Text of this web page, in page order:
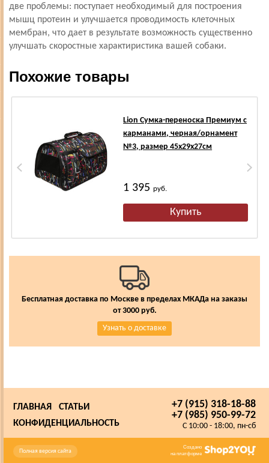
две проблемы: поступает необходимый для построения
мышц протеин и улучшается проводимость клеточных
мембран, что дает в результате возможность существенно
улучшать скоростные характиристика вашей собаки.
Похожие товары
Lion Сумка-переноска Премиум с
карманами, черная/орнамент
№3, размер 45х29х27см
1 395руб.
Бесплатная доставка по Москве в пределах МКАДа на заказы
от 3000 руб.
Узнать о доставке
+7 (915) 318-18-88
+7 (985) 950-99-72
C 10:00 - 18:00, пн-сб
ГЛАВНАЯ
СТАТЬИ
КОНФИДЕНЦИАЛЬНОСТЬ
Создано
на платформе
Полная версия сайта